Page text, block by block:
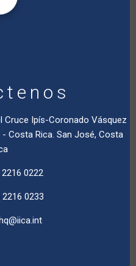
Cruce Ipís-Coronado Vásquez
Costa Rica. San José, Costa
0222
0233